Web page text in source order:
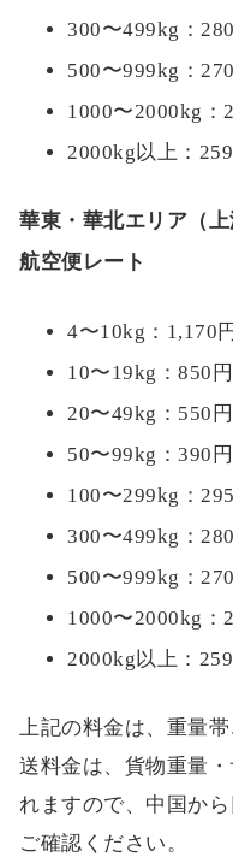
300〜499kg：
500〜999kg：
1000〜2000kg：
2000kg以上：
華東・華北エリア（
航空便レート
4〜10kg：1,170
10〜19kg：850
20〜49kg：550
50〜99kg：390
100〜299kg：
300〜499kg：
500〜999kg：
1000〜2000kg：
2000kg以上：
上記の料金は、重量
送料金は、貨物重量
れますので、中国か
ご確認ください。